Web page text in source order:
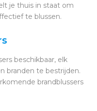
je thuis in staat om
te blussen.
beschikbaar, elk
branden te bestrijden.
brandblussers